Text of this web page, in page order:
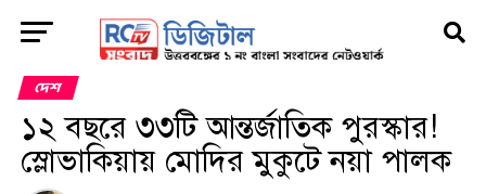
দেশ
১২ বছরে ৩৩টি আন্তর্জাতিক পুরস্কার!
স্লোভাকিয়ায় মোদির মুকুটে নয়া পালক